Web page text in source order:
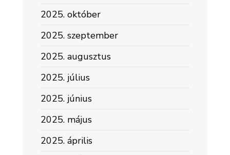
2025. október
2025. szeptember
2025. augusztus
2025. július
2025. június
2025. május
2025. április